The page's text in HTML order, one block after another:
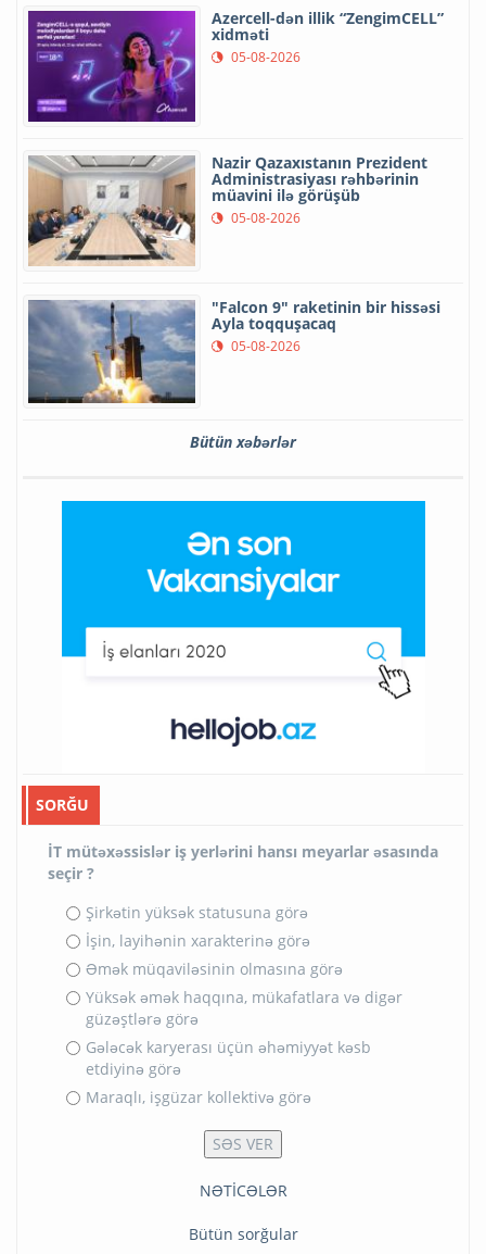
Azercell-dən illik “ZengimCELL”
xidməti
05-08-2026
Nazir Qazaxıstanın Prezident
Administrasiyası rəhbərinin
müavini ilə görüşüb
05-08-2026
"Falcon 9" raketinin bir hissəsi
Ayla toqquşacaq
05-08-2026
Bütün xəbərlər
SORĞU
İT mütəxəssislər iş yerlərini hansı meyarlar əsasında
seçir ?
Şirkətin yüksək statusuna görə
İşin, layihənin xarakterinə görə
Əmək müqaviləsinin olmasına görə
Yüksək əmək haqqına, mükafatlara və digər
güzəştlərə görə
Gələcək karyerası üçün əhəmiyyət kəsb
etdiyinə görə
Maraqlı, işgüzar kollektivə görə
NƏTİCƏLƏR
Bütün sorğular